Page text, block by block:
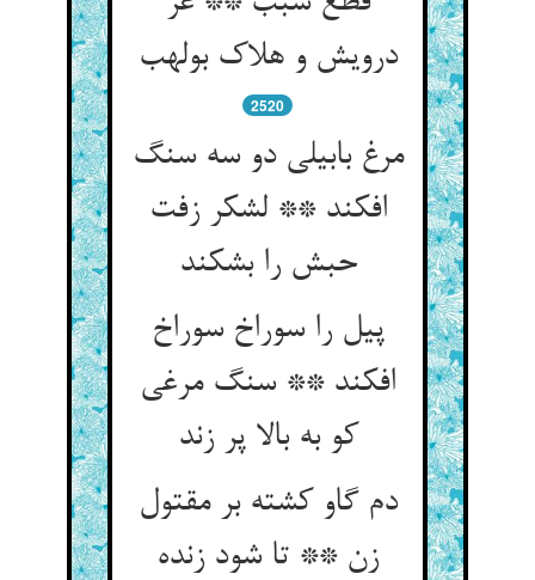
درویش و هلاک بولهب
2520
مرغ بابیلی دو سه سنگ
افکند ** لشکر زفت
حبش را بشکند
پیل را سوراخ سوراخ
افکند ** سنگ مرغی
کو به بالا پر زند
دم گاو کشته بر مقتول
زن ** تا شود زنده